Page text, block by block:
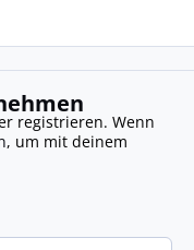
registrieren. Wenn
, um mit deinem